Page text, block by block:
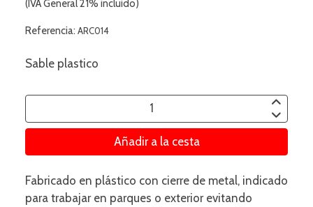
(IVA General 21% incluido)
Referencia: ARC014
Sable plastico
Añadir a la cesta
Fabricado en plástico con cierre de metal, indicado
para trabajar en parques o exterior evitando